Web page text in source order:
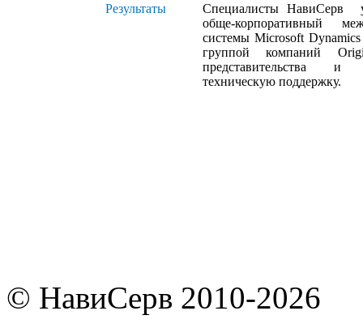
Результаты
Специалисты НавиСерв
обще-корпоративный
системы Microsoft
группой компаний
представительства
техническую поддержку.
© НавиСерв 2010-2026